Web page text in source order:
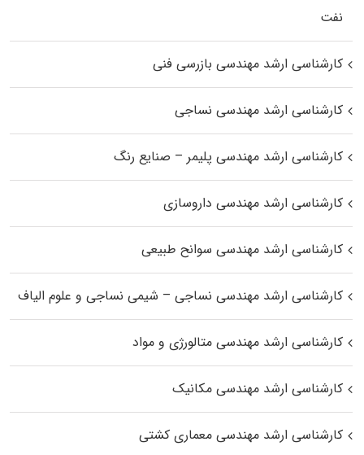
نفت
کارشناسی ارشد مهندسی بازرسی فنی
کارشناسی ارشد مهندسی نساجی
کارشناسی ارشد مهندسی پلیمر – صنایع رنگ
کارشناسی ارشد مهندسی داروسازی
کارشناسی ارشد مهندسی سوانح طبیعی
کارشناسی ارشد مهندسی نساجی – شیمی نساجی و علوم الیاف
کارشناسی ارشد مهندسی متالورژی و مواد
کارشناسی ارشد مهندسی مکانیک
کارشناسی ارشد مهندسی معماری کشتی